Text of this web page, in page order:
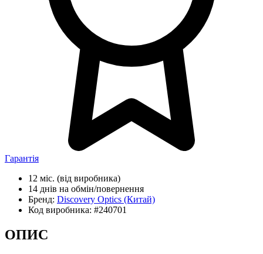
Гарантія
12 міс. (від виробника)
14 днів на обмін/повернення
Бренд: Discovery Optics (Китай)
Код виробника: #240701
ОПИС